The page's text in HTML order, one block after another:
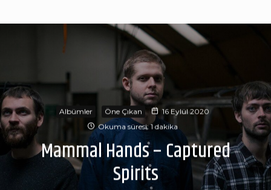
Albümler Öne Çıkan
16 Eylül 2020
Okuma süresi: 1 dakika
Mammal Hands – Captured
Spirits